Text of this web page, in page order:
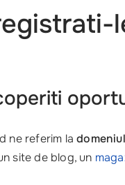
ne referim la
site de blog, un